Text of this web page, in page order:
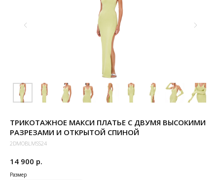
ТРИКОТАЖНОЕ МАКСИ ПЛАТЬЕ С ДВУМЯ ВЫСОКИМИ
РАЗРЕЗАМИ И ОТКРЫТОЙ СПИНОЙ
2DMOBLMSS24
14 900 р.
Размер